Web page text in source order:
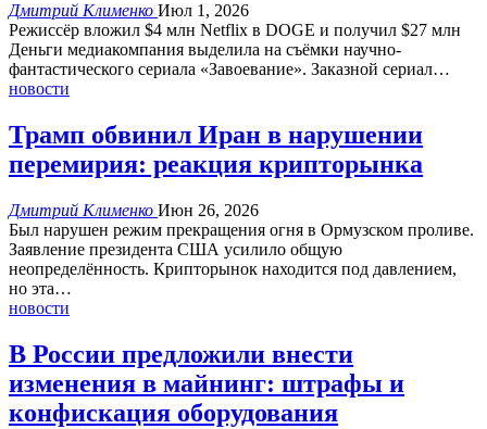
Дмитрий Клименко Июл 1, 2026
Режиссёр вложил $4 млн Netflix в DOGE и получил $27 млн
Деньги медиакомпания выделила на съёмки научно-
фантастического сериала «Завоевание». Заказной сериал…
новости
Трамп обвинил Иран в нарушении
перемирия: реакция крипторынка
Дмитрий Клименко Июн 26, 2026
Был нарушен режим прекращения огня в Ормузском проливе.
Заявление президента США усилило общую
неопределённость. Крипторынок находится под давлением,
но эта…
новости
В России предложили внести
изменения в майнинг: штрафы и
конфискация оборудования